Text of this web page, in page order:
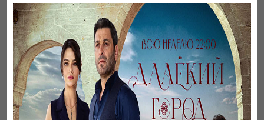
Әңгімесі ауылдың…